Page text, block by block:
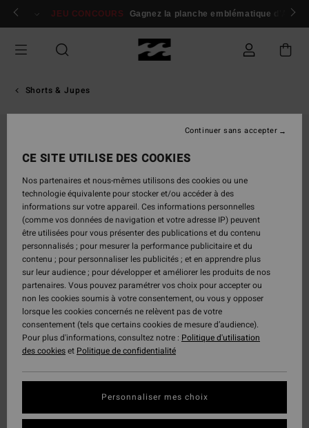
Passer
Se connecter / s'inscrire
JEU CONCOURS Gagnez la planche emblématique d'Andy
Shorts & Jupes
CE SITE UTILISE DES COOKIES
Nos partenaires et nous-mêmes utilisons des cookies ou une
technologie équivalente pour stocker et/ou accéder à des
informations sur votre appareil. Ces informations personnelles
(comme vos données de navigation et votre adresse IP) peuvent
être utilisées pour vous présenter des publications et du contenu
personnalisés ; pour mesurer la performance publicitaire et du
contenu ; pour personnaliser les publicités ; et en apprendre plus
sur leur audience ; pour développer et améliorer les produits de nos
partenaires. Vous pouvez paramétrer vos choix pour accepter ou
non les cookies soumis à votre consentement, ou vous y opposer
lorsque les cookies concernés ne relèvent pas de votre
consentement (tels que certains cookies de mesure d’audience).
Pour plus d'informations, consultez notre : Politique d'utilisation
des cookieset Politique de confidentialité
Personnaliser mes choix
Continuer sans accepter